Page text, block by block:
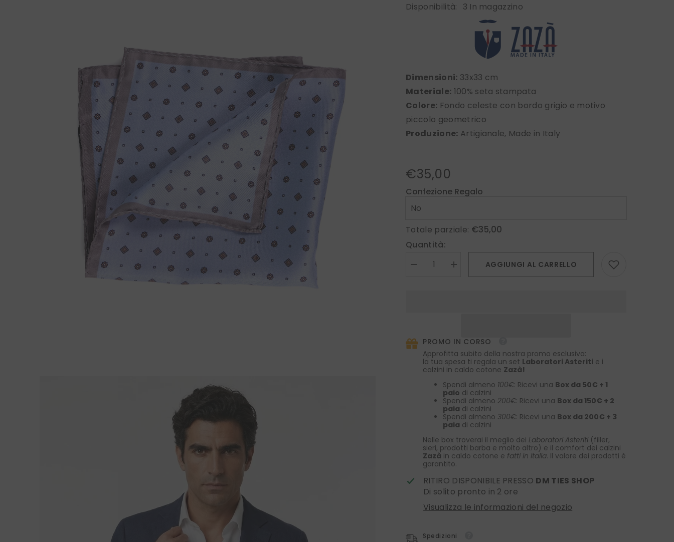
Disponibilità:
3 In magazzino
Dimensioni: 33x33 cm
Materiale: 100% seta stampata
Colore: Fondo celeste con bordo grigio e motivo
piccolo geometrico
Produzione: Artigianale, Made in Italy
€35,00
Confezione Regalo
Totale parziale: €35,00
Quantità:
Diminuire
celeste
AMBRA
Aumenta
celeste
AMBRA
AGGIUNGI AL CARRELLO
PROMO IN CORSO
Approfitta subito della nostra promo esclusiva:
la tua spesa ti regala un set Laboratori Asteriti e i
calzini in caldo cotone Zazà!
Spendi almeno 100€: Ricevi una Box da 50€ + 1
paio di calzini
Spendi almeno200€: Ricevi una Box da 150€ + 2
paia di calzini
Spendi almeno 300€: Ricevi una Box da 200€ + 3
paia di calzini
Nelle box troverai il meglio dei Laboratori Asteriti (filler,
sieri, prodotti barba e molto altro) e il comfort dei calzini
Zazà in caldo cotone e fatti in Italia. Il valore dei prodotti è
garantito.
RITIRO DISPONIBILE PRESSO DM TIES SHOP
Di solito pronto in 2 ore
Visualizza le informazioni del negozio
Spedizioni